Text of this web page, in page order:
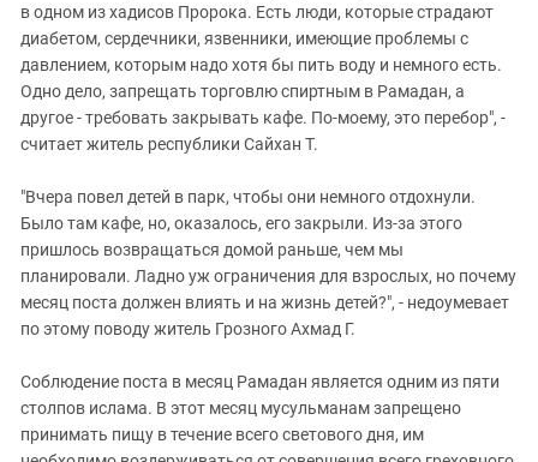
в одном из хадисов Пророка. Есть люди, которые страдают
диабетом, сердечники, язвенники, имеющие проблемы с
давлением, которым надо хотя бы пить воду и немного есть.
Одно дело, запрещать торговлю спиртным в Рамадан, а
другое - требовать закрывать кафе. По-моему, это перебор", -
считает житель республики Сайхан Т.
"Вчера повел детей в парк, чтобы они немного отдохнули.
Было там кафе, но, оказалось, его закрыли. Из-за этого
пришлось возвращаться домой раньше, чем мы
планировали. Ладно уж ограничения для взрослых, но почему
месяц поста должен влиять и на жизнь детей?", - недоумевает
по этому поводу житель Грозного Ахмад Г.
Соблюдение поста в месяц Рамадан является одним из пяти
столпов ислама. В этот месяц мусульманам запрещено
принимать пищу в течение всего светового дня, им